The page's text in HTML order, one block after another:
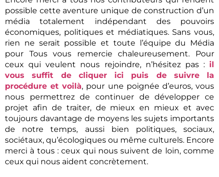
possible cette aventure unique de construction d’un
média totalement indépendant des pouvoirs
économiques, politiques et médiatiques. Sans vous,
rien ne serait possible et toute l’équipe du Média
pour Tous vous remercie chaleureusement. Pour
ceux qui veulent nous rejoindre, n’hésitez pas : il
vous suffit de cliquer ici puis de suivre la
procédure et voilà, pour une poignée d’euros, vous
nous permettrez de continuer de développer ce
projet afin de traiter, de mieux en mieux et avec
toujours davantage de moyens les sujets importants
de notre temps, aussi bien politiques, sociaux,
sociétaux, qu’écologiques ou même culturels. Encore
merci à tous : ceux qui nous suivent de loin, comme
ceux qui nous aident concrètement.